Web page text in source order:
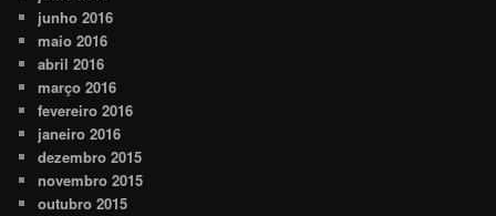
junho 2016
maio 2016
abril 2016
março 2016
fevereiro 2016
janeiro 2016
dezembro 2015
novembro 2015
outubro 2015